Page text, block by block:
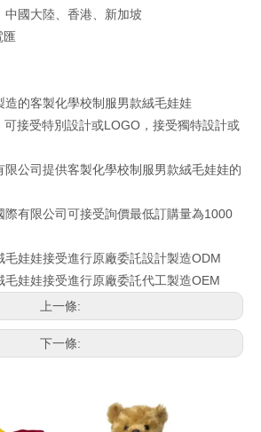
國大陸、香港、新加坡
匯
造的客製化學校制服男款絨毛娃娃
接受特別設計或LOGO，接受獨特設計或
限公司提供客製化學校制服男款絨毛娃娃的
際有限公司可接受詢價最低訂購量為1000
毛娃娃接受進行原廠委託設計製造ODM
娃娃接受進行原廠委託代工製造OEM
上一條:
下一條: